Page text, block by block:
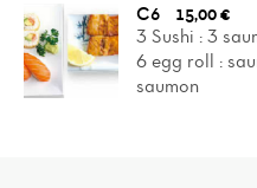
C6
15,00 €
3 Sushi : 3
6 egg roll :
saumon